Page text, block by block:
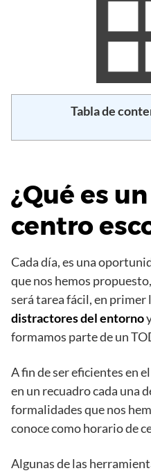
Tabla de
¿Qué es
centro
Cada día, es una
que nos hemos
será tarea fácil, en primer
distractores del entorno
formamos parte de un
A fin de ser eficientes en
en un recuadro cada una
formalidades que nos
conoce como horario de
Algunas de las